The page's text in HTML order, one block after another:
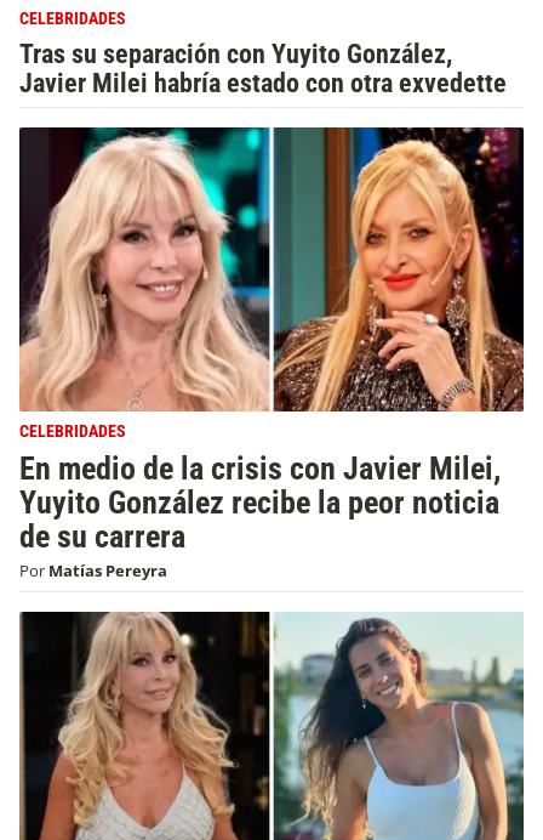
CELEBRIDADES
Tras su separación con Yuyito González,
Javier Milei habría estado con otra exvedette
CELEBRIDADES
En medio de la crisis con Javier Milei,
Yuyito González recibe la peor noticia
de su carrera
Por Matías Pereyra